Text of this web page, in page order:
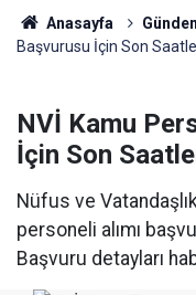
Anasayfa
Başvurusu İçin Son
NVİ Kamu
İçin Son
Nüfus ve
personeli alımı
Başvuru detayları